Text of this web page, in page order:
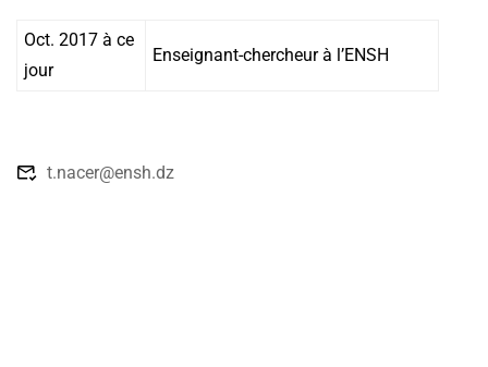
Oct. 2017 à ce
jour
Enseignant-chercheur à l’ENSH
t.nacer@ensh.dz